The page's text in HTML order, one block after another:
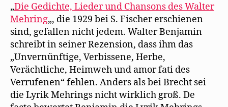
„Die Gedichte, Lieder und Chansons des Walter
Mehring„, die 1929 bei S. Fischer erschienen
sind, gefallen nicht jedem. Walter Benjamin
schreibt in seiner Rezension, dass ihm das
„Unvernünftige, Verbissene, Herbe,
Verächtliche, Heimweh und amor fati des
Verrufenen“ fehlen. Anders als bei Brecht sei
die Lyrik Mehrings nicht wirklich groß. De